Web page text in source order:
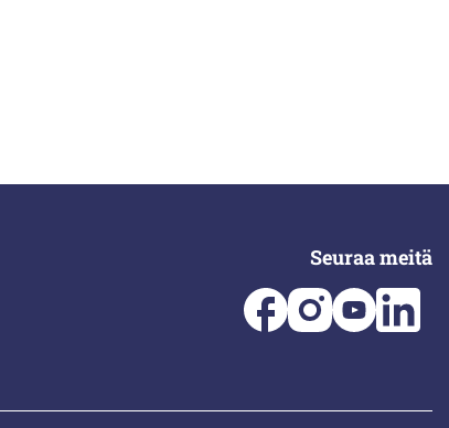
Seuraa meitä